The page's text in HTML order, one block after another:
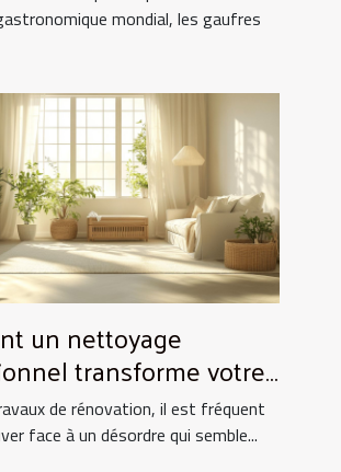
mondial, les gaufres
un nettoyage
transforme votre
rénovation ?
de rénovation, il est fréquent
face à un désordre qui semble...